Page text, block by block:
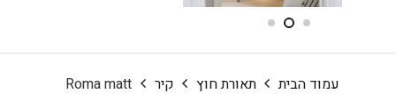
עמוד הבית תאורת חוץ קיר Roma matt